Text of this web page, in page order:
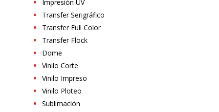
Impresión UV
Transfer Serigráfico
Transfer Full Color
Transfer Flock
Dome
Vinilo Corte
Vinilo Impreso
Vinilo Ploteo
Sublimación